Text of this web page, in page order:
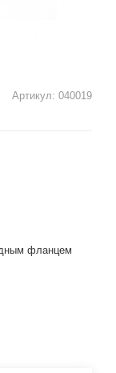
Артикул: 040019
фланцем